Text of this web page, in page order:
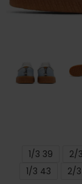
39 1/3
43 1/3